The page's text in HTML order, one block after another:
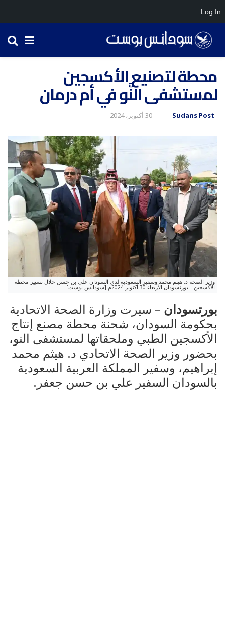
محطة لتصنيع الأكسجين
لمستشفى النَّو في أم درمان
Sudans Post 30 أكتوبر، 2024
وزير الصحة د. هيثم محمد وسفير السعودية لدى السودان علي بن حسن خلال تسيير محطة
الأكسجين – بورتسودان الأربعاء 30 أكتوبر 2024م [سودانس بوست]
بورتسودان – سيرت وزارة الصحة الاتحادية
بحكومة السودان، شحنة محطة مصنع إنتاج
الأكسجين الطبي وملحقاتها لمستشفى النو،
بحضور وزير الصحة الاتحادي د. هيثم محمد
إبراهيم، وسفير المملكة العربية السعودية
بالسودان السفير علي بن حسن جعفر.
Log In